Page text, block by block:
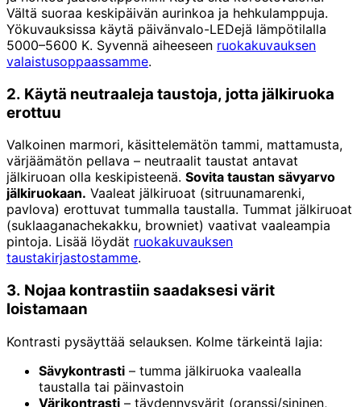
Vältä suoraa keskipäivän aurinkoa ja hehkulamppuja.
Yökuvauksissa käytä päivänvalo-LEDejä lämpötilalla
5000–5600 K. Syvennä aiheeseen ruokakuvauksen
valaistusoppaassamme.
2. Käytä neutraaleja taustoja, jotta jälkiruoka
erottuu
Valkoinen marmori, käsittelemätön tammi, mattamusta,
värjäämätön pellava – neutraalit taustat antavat
jälkiruoan olla keskipisteenä. Sovita taustan sävyarvo
jälkiruokaan. Vaaleat jälkiruoat (sitruunamarenki,
pavlova) erottuvat tummalla taustalla. Tummat jälkiruoat
(suklaaganachekakku, browniet) vaativat vaaleampia
pintoja. Lisää löydät ruokakuvauksen
taustakirjastostamme.
3. Nojaa kontrastiin saadaksesi värit
loistamaan
Kontrasti pysäyttää selauksen. Kolme tärkeintä lajia:
Sävykontrasti – tumma jälkiruoka vaalealla
taustalla tai päinvastoin
Värikontrasti – täydennysvärit (oranssi/sininen,